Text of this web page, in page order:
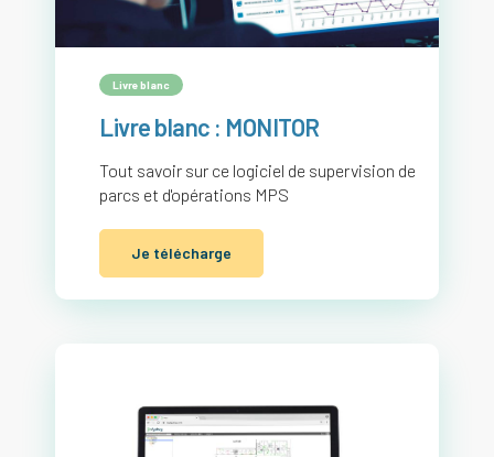
Livre blanc
Livre blanc : MONITOR
Tout savoir sur ce logiciel de supervision de
parcs et d'opérations MPS
Je télécharge